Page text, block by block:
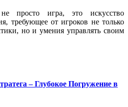
просто игра, это искусство
требующее от игроков не только
но и умения управлять своим
– Глубокое Погружение в